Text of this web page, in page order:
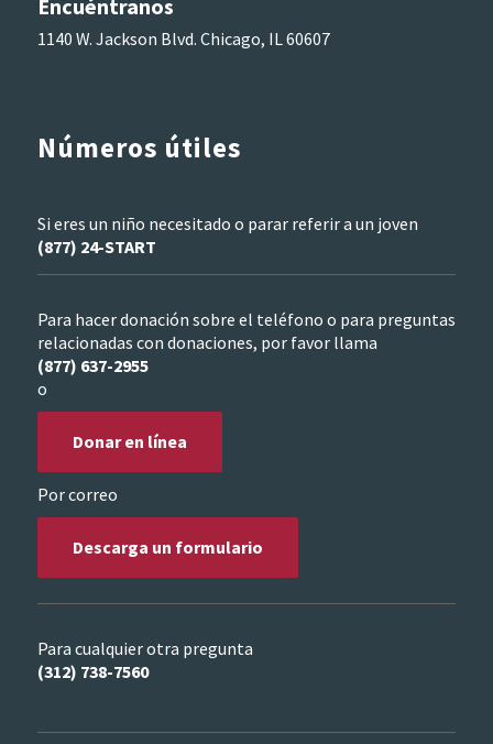
Encuéntranos
1140 W. Jackson Blvd. Chicago, IL 60607
Números útiles
Si eres un niño necesitado o parar referir a un joven
(877) 24-START
Para hacer donación sobre el teléfono o para preguntas
relacionadas con donaciones, por favor llama
(877) 637-2955
o
Donar en línea
Por correo
Descarga un formulario
Para cualquier otra pregunta
(312) 738-7560